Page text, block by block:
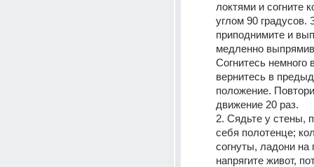
локтями и согните
углом 90 градусов.
приподнимите и
медленно
Согнитесь немного
вернитесь в
положение.
движение 20 раз.
2. Сядьте у стены,
себя полотенце;
согнуты, ладони на
напрягите живот,